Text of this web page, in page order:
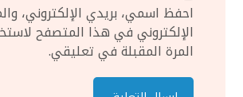
احفظ اسمي، بريدي الإلكتروني،
الإلكتروني في هذا المتصفح
المرة المقبلة في تعليقي.